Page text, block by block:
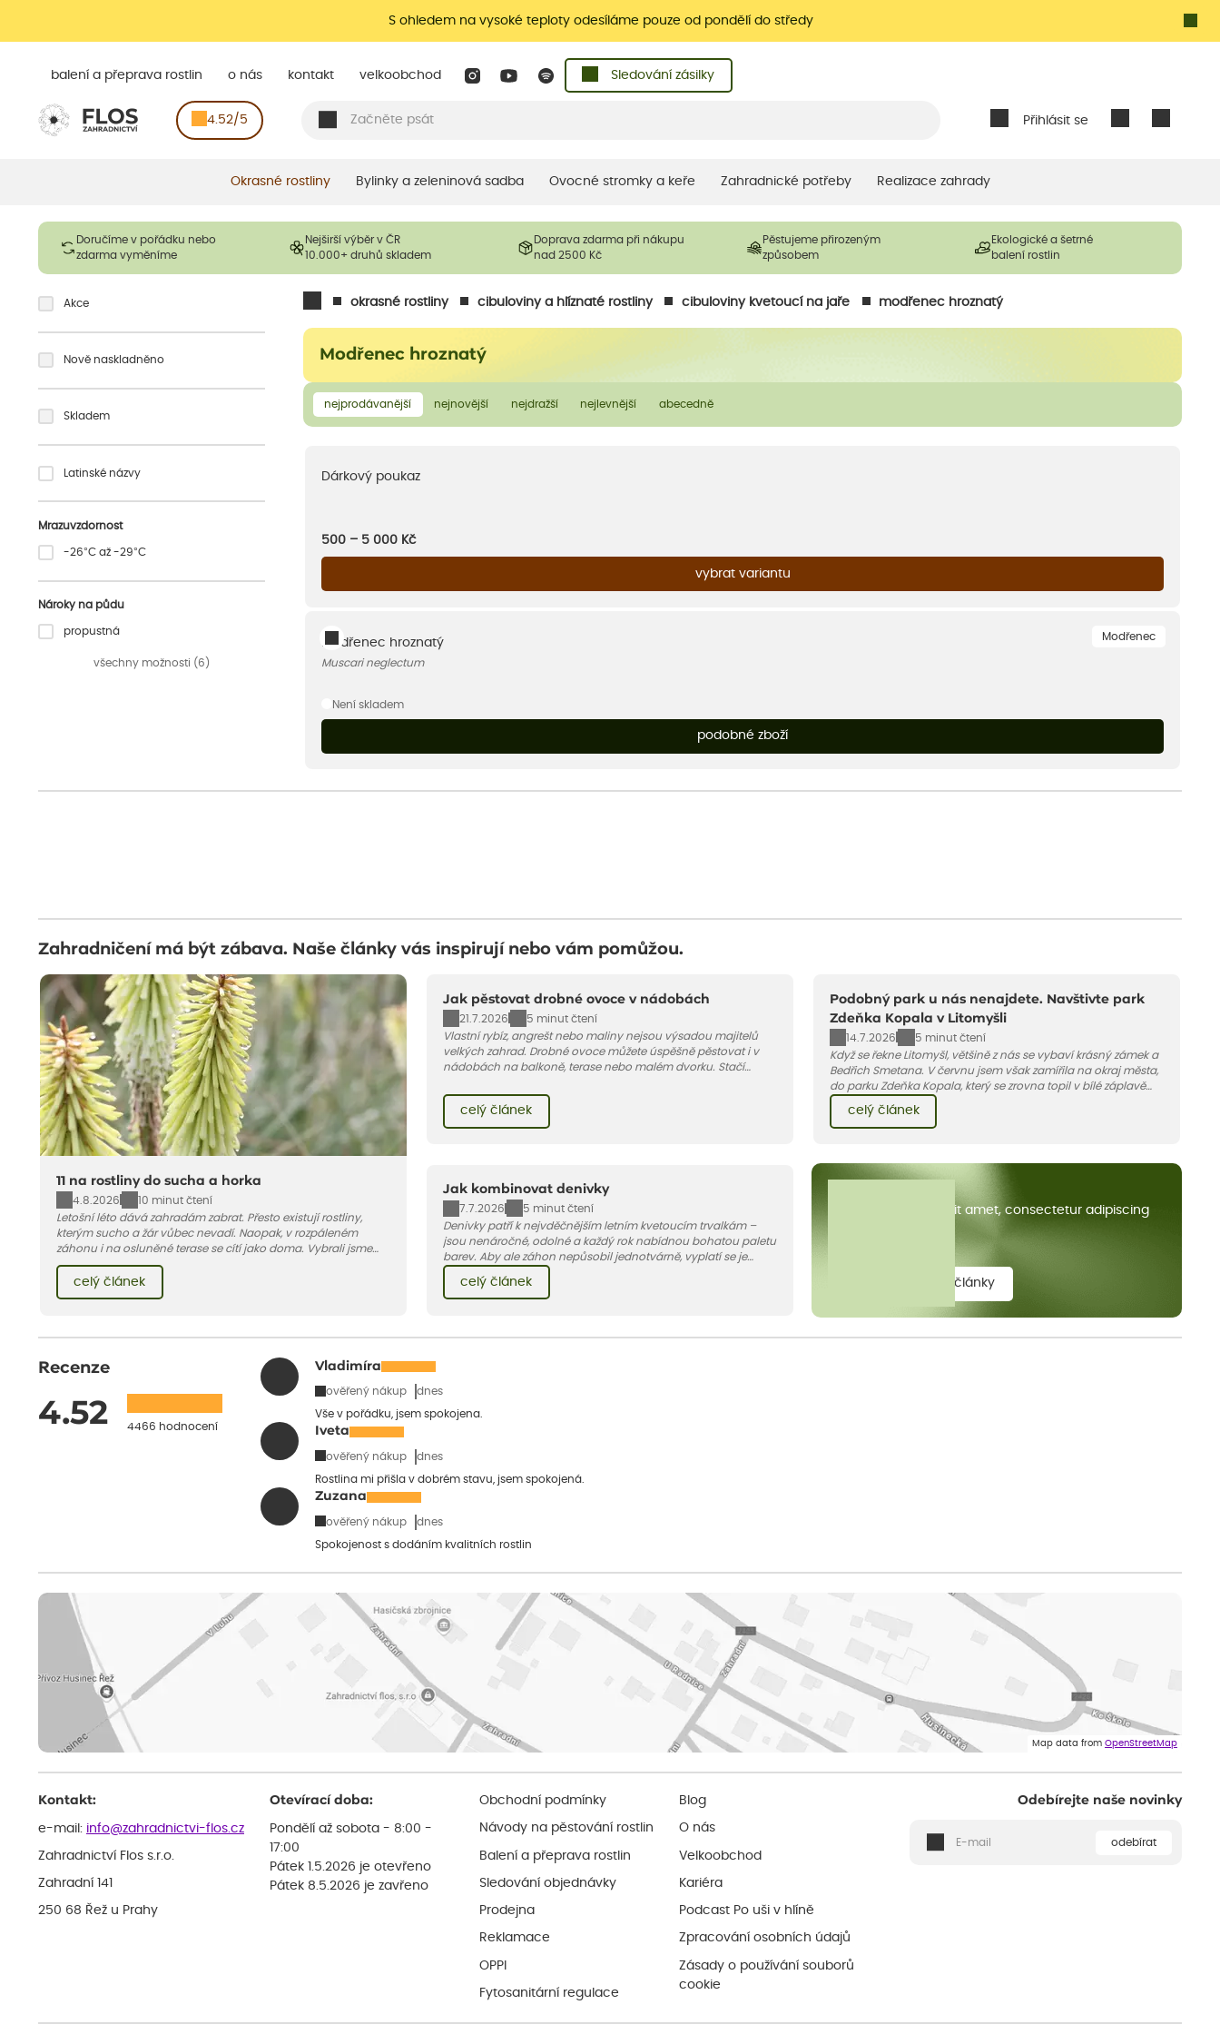
S ohledem na vysoké teploty odesíláme pouze od pondělí do středy
Přihlásit se
balení a přeprava rostlin o nás kontakt velkoobchod Sledování zásilky
4.52/5
Okrasné rostliny Bylinky a zeleninová sadba Ovocné stromky a keře Zahradnické potřeby Realizace zahrady
Doručíme v pořádku nebo
zdarma vyměníme
Nejširší výběr v ČR
10.000+ druhů skladem
Doprava zdarma při nákupu
nad 2500 Kč
Pěstujeme přirozeným
způsobem
Ekologické a šetrné
balení rostlin
okrasné rostliny cibuloviny a hlíznaté rostliny cibuloviny kvetoucí na jaře modřenec hroznatý
Modřenec hroznatý
nejprodávanější nejnovější nejdražší nejlevnější abecedně
Akce
Nově naskladněno
Skladem
Latinské názvy
Mrazuvzdornost
-26°C až -29°C
Nároky na půdu
propustná
všechny možnosti (6)
Dárkový poukaz
500 – 5 000 Kč
vybrat variantu
Modřenec
Modřenec hroznatý
Muscari neglectum
Není skladem
podobné zboží
Zahradničení má být zábava. Naše články vás inspirují nebo vám pomůžou.
11 na rostliny do sucha a horka
4.8.2026
10 minut čtení
Letošní léto dává zahradám zabrat. Přesto existují rostliny,
kterým sucho a žár vůbec nevadí. Naopak, v rozpáleném
záhonu i na osluněné terase se cítí jako doma. Vybrali jsme
pro vás 11 tipů na odolné druhy, které zvládnou horké a suché
léto bez pravidelné zálivky. Pojďme se podívat, které to jsou.
celý článek
Jak pěstovat drobné ovoce v nádobách
21.7.2026
5 minut čtení
Vlastní rybíz, angrešt nebo maliny nejsou výsadou majitelů
velkých zahrad. Drobné ovoce můžete úspěšně pěstovat i v
nádobách na balkoně, terase nebo malém dvorku. Stačí
pár základních pravidel. V tomto článku vám poradíme, jak na
celý článek
Podobný park u nás nenajdete. Navštivte park
Zdeňka Kopala v Litomyšli
14.7.2026
5 minut čtení
Když se řekne Litomyšl, většině z nás se vybaví krásný zámek a
Bedřich Smetana. V červnu jsem však zamířila na okraj města,
do parku Zdeňka Kopala, který se zrovna topil v bílé záplavě
kvetoucích kopretin. Fotky řeknou víc než slova, přidávám k
nim pár řádků o tom, jak tento jedinečný kus krajiny vznikl.
celý článek
Jak kombinovat denivky
7.7.2026
5 minut čtení
Denivky patří k nejvděčnějším letním kvetoucím trvalkám –
jsou nenáročné, odolné a každý rok nabídnou bohatou paletu
barev. Aby ale záhon nepůsobil jednotvárně, vyplatí se je
jakými trvalkami a travinami denivky nejlépe ladí.
celý článek
Lorem ipsum dolor sit amet, consectetur adipiscing
zobrazit všechny články
Recenze
4.52 4466 hodnocení
Vladimíra
ověřený nákup dnes
Vše v pořádku, jsem spokojena.
Iveta
ověřený nákup dnes
Rostlina mi přišla v dobrém stavu, jsem spokojená.
Zuzana
ověřený nákup dnes
Spokojenost s dodáním kvalitních rostlin
Map data from OpenStreetMap
Kontakt:
e-mail: info@zahradnictvi-flos.cz
Zahradnictví Flos s.r.o.
Zahradní 141
250 68 Řež u Prahy
Otevírací doba:
Pondělí až sobota - 8:00 -
17:00
Pátek 1.5.2026 je otevřeno
Pátek 8.5.2026 je zavřeno
Obchodní podmínky
Návody na pěstování rostlin
Balení a přeprava rostlin
Sledování objednávky
Prodejna
Reklamace
OPPI
Fytosanitární regulace
Blog
O nás
Velkoobchod
Kariéra
Podcast Po uši v hlíně
Zpracování osobních údajů
Zásady o používání souborů
cookie
Odebírejte naše novinky
odebírat